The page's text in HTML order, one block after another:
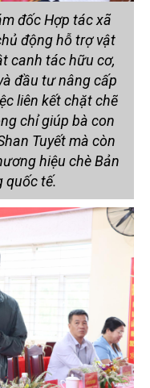
đốc Hợp tác xã
động hỗ trợ vật
canh tác hữu cơ,
đầu tư nâng cấp
liên kết chặt chẽ
chỉ giúp bà con
Tuyết mà còn
hiệu chè Bản
quốc tế.